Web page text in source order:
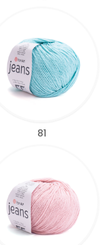
81